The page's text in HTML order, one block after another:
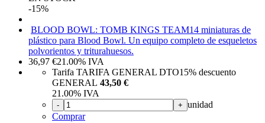
-15%
BLOOD BOWL: TOMB KINGS TEAM14 miniaturas de
plástico para Blood Bowl. Un equipo completo de esqueletos
polvorientos y triturahuesos.
36,97 €21.00% IVA
Tarifa TARIFA GENERAL DTO15% descuento
GENERAL 43,50 €
21.00% IVA
- + unidad
Comprar